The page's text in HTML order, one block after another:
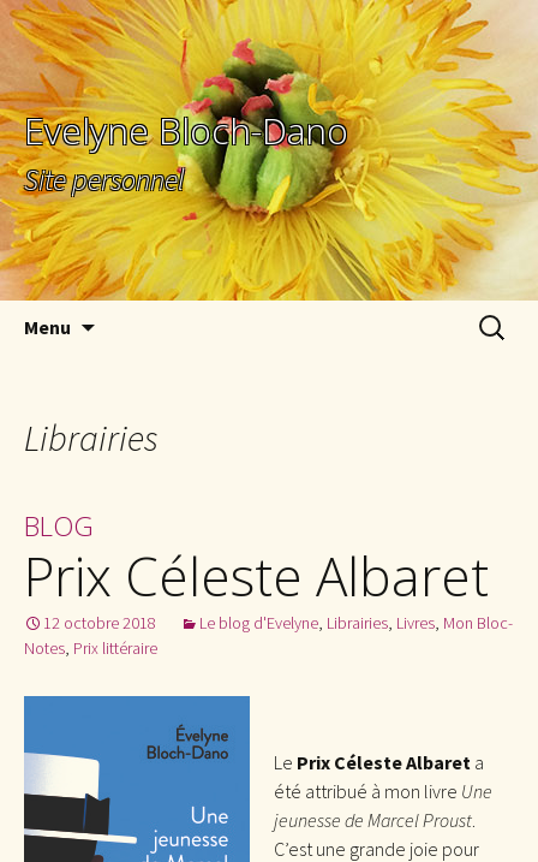
Evelyne Bloch-Dano
Site personnel
Menu
Librairies
BLOG
Prix Céleste Albaret
12 octobre 2018 Le blog d'Evelyne, Librairies, Livres, Mon Bloc-
Notes, Prix littéraire
Le Prix Céleste Albaret a
été attribué à mon livre Une
jeunesse de Marcel Proust.
C’est une grande joie pour